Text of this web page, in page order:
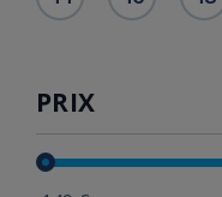
PRIX